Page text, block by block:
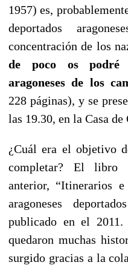
1957) es,
deportados
concentración de los
de poco os podré
aragoneses de los
228 páginas), y se
las 19.30, en la Casa
¿Cuál era el objetivo
completar? El libro
anterior, “Itinerarios e
aragoneses
publicado en el
quedaron muchas
surgido gracias a la